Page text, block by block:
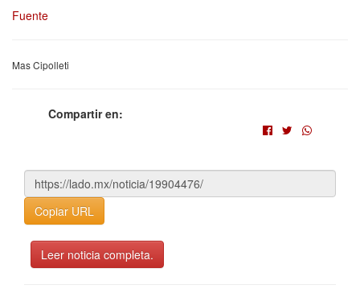
Fuente
Mas Cipolleti
Compartir en:
Copiar URL
Leer noticia completa.